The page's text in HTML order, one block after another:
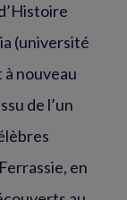
(université
à nouveau
de l’un
en